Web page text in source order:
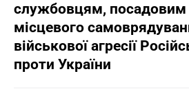
службовцям, посадовим
місцевого
військової агресії
проти України